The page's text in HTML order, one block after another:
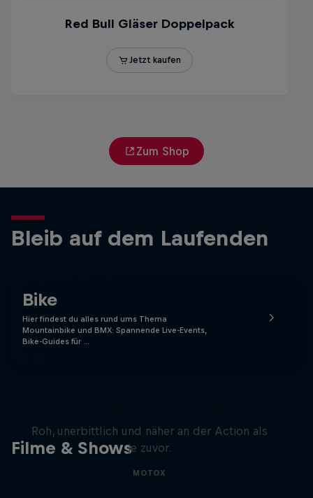
Zum Shop
Bleib auf dem Laufenden
Bike
Hier findest du alles rund ums Thema
Mountainbike und BMX: Spannende Live-Events,
Bike-Guides für …
Filme & Shows
Roh, unerbittlich und näher an der Action als
je zuvor.
MOTOX